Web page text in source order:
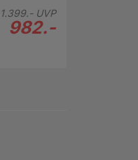
1.399.-UVP
982.-